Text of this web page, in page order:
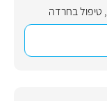
, טיפול בחרדה